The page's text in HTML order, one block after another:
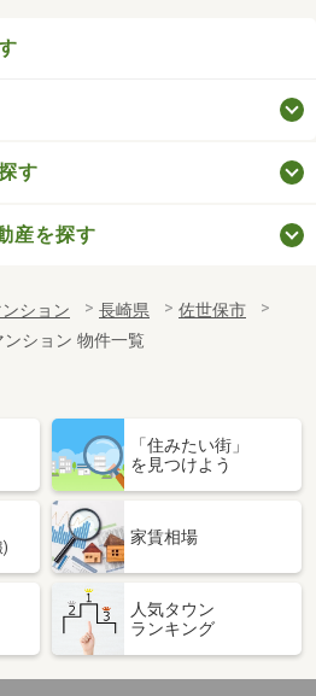
す
産を探す
ション 長崎県
佐世保市
ション 物件一覧
「住みたい街」
を見つけよう
)
家賃相場
人気タウン
ランキング